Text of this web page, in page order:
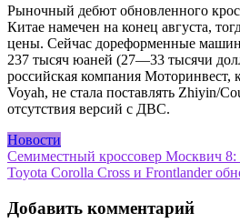
Рыночный дебют обновленного
Китае намечен на конец августа,
цены. Сейчас дореформенные
237 тысяч юаней (27—33 тысячи
российская компания Моторинвест,
Voyah, не стала поставлять Zhiyin/
отсутствия версий с ДВС.
Новости
Навигация
по
записям
Семиместный кроссовер Москвич
Toyota Corolla Cross и Frontlander
Добавить комментарий